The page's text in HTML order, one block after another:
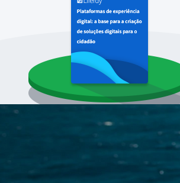
Para celebrar seus 70 anos de história, a
empresa da América Latina, em valor de
mercado, atualiza seu ecossistema digital
busca de melhores experiências para
Leia o caso de sucesso
WHITEPAPER
O autoatendimento como estratégia chave
os novos governos digitais
essenciais que os líderes de TI precisam
conhecer para obter o máximo de seus
investimentos em tecnologia através de
flexíveis e com funcionalidades chave,
autoatendimento, que pode oferecer a
experiência que os usuários tanto desejam.